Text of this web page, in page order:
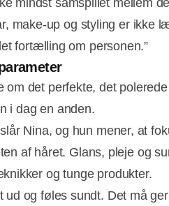
mindst samspillet mellem
make-up og styling er ikke
fortælling om personen.”
om det perfekte, det
i dag en anden.
Nina, og hun mener, at
af håret. Glans, pleje og
og tunge produkter.
ud og føles sundt. Det må